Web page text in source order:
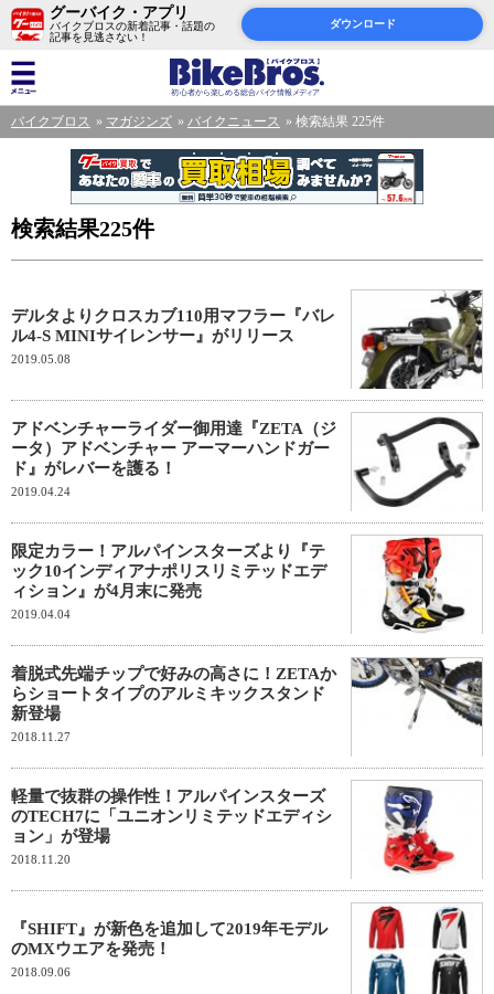
グーバイク・アプリ
バイクブロスの新着記事・話題の
記事を見逃さない！
ダウンロード
バイクブロス マガジンズ バイクニュース 検索結果 225件
検索結果225件
デルタよりクロスカブ110用マフラー『バレ
ル4-S MINIサイレンサー』がリリース
2019.05.08
アドベンチャーライダー御用達『ZETA（ジ
ータ）アドベンチャー アーマーハンドガー
ド』がレバーを護る！
2019.04.24
限定カラー！アルパインスターズより『テ
ック10インディアナポリスリミテッドエデ
ィション』が4月末に発売
2019.04.04
着脱式先端チップで好みの高さに！ZETAか
らショートタイプのアルミキックスタンド
新登場
2018.11.27
軽量で抜群の操作性！アルパインスターズ
のTECH7に「ユニオンリミテッドエディシ
ョン」が登場
2018.11.20
『SHIFT』が新色を追加して2019年モデル
のMXウエアを発売！
2018.09.06